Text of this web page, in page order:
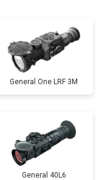
General One LRF 3M
General 40L6